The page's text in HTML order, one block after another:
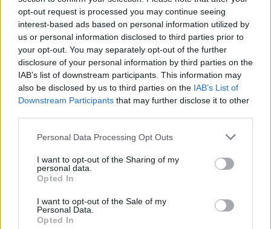
opt-out request is processed you may continue seeing
interest-based ads based on personal information utilized by
us or personal information disclosed to third parties prior to
your opt-out. You may separately opt-out of the further
disclosure of your personal information by third parties on the
IAB’s list of downstream participants. This information may
also be disclosed by us to third parties on the IAB’s List of
Downstream Participants that may further disclose it to other
Personal Data Processing Opt Outs
I want to opt-out of the Sharing of my
personal data.
Opted In
I want to opt-out of the Sale of my
Personal Data.
Opted In